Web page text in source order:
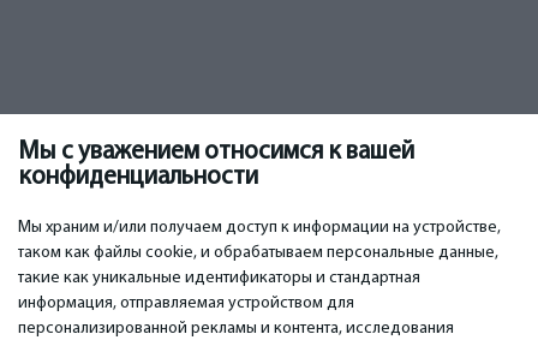
Мы с уважением относимся к вашей
конфиденциальности
Мы храним и/или получаем доступ к информации на устройстве,
таком как файлы cookie, и обрабатываем персональные данные,
такие как уникальные идентификаторы и стандартная
информация, отправляемая устройством для
персонализированной рекламы и контента, исследования
ВАЖНОЕ КОНТАКТЫ